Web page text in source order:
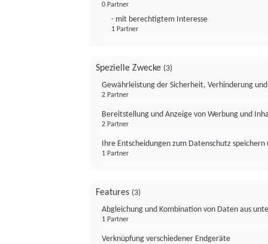
0 Partner
- mit berechtigtem Interesse
1 Partner
Spezielle Zwecke (3)
Gewährleistung der Sicherheit, Verhinderung
2 Partner
Bereitstellung und Anzeige von Werbung und
2 Partner
Ihre Entscheidungen zum Datenschutz
1 Partner
Features (3)
Abgleichung und Kombination von Daten aus
1 Partner
Verknüpfung verschiedener Endgeräte